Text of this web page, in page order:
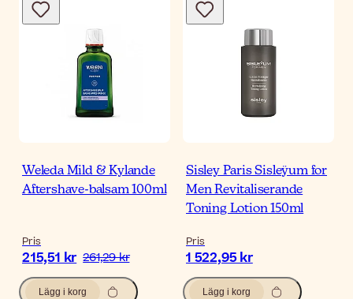
Weleda Mild & Kylande
Aftershave-balsam 100ml
Pris
215,51 kr 261,29 kr
Lägg i korg
Sisley Paris Sisleÿum for
Men Revitaliserande
Toning Lotion 150ml
Pris
1 522,95 kr
Lägg i korg